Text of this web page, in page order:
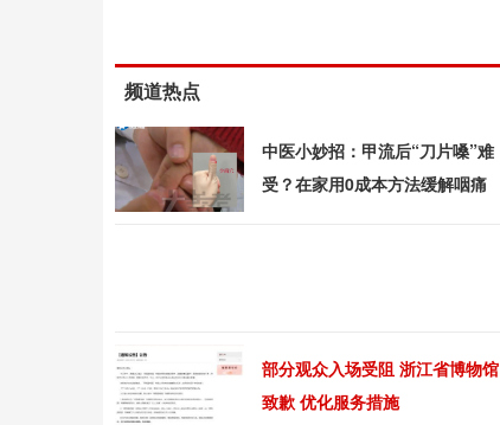
频道热点
中医小妙招：甲流后“刀片嗓”难
受？在家用0成本方法缓解咽痛
部分观众入场受阻 浙江省博物馆
致歉 优化服务措施